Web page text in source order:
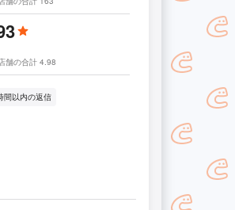
舗の合計 4.98
間以内の返信